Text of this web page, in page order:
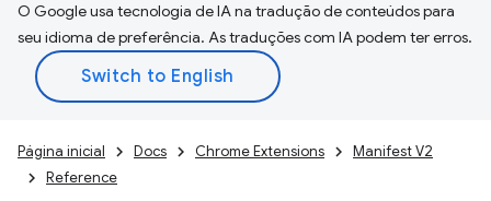
O Google usa tecnologia de IA na tradução de conteúdos para
seu idioma de preferência. As traduções com IA podem ter erros.
Página inicial Docs Chrome Extensions
Manifest V2
Reference